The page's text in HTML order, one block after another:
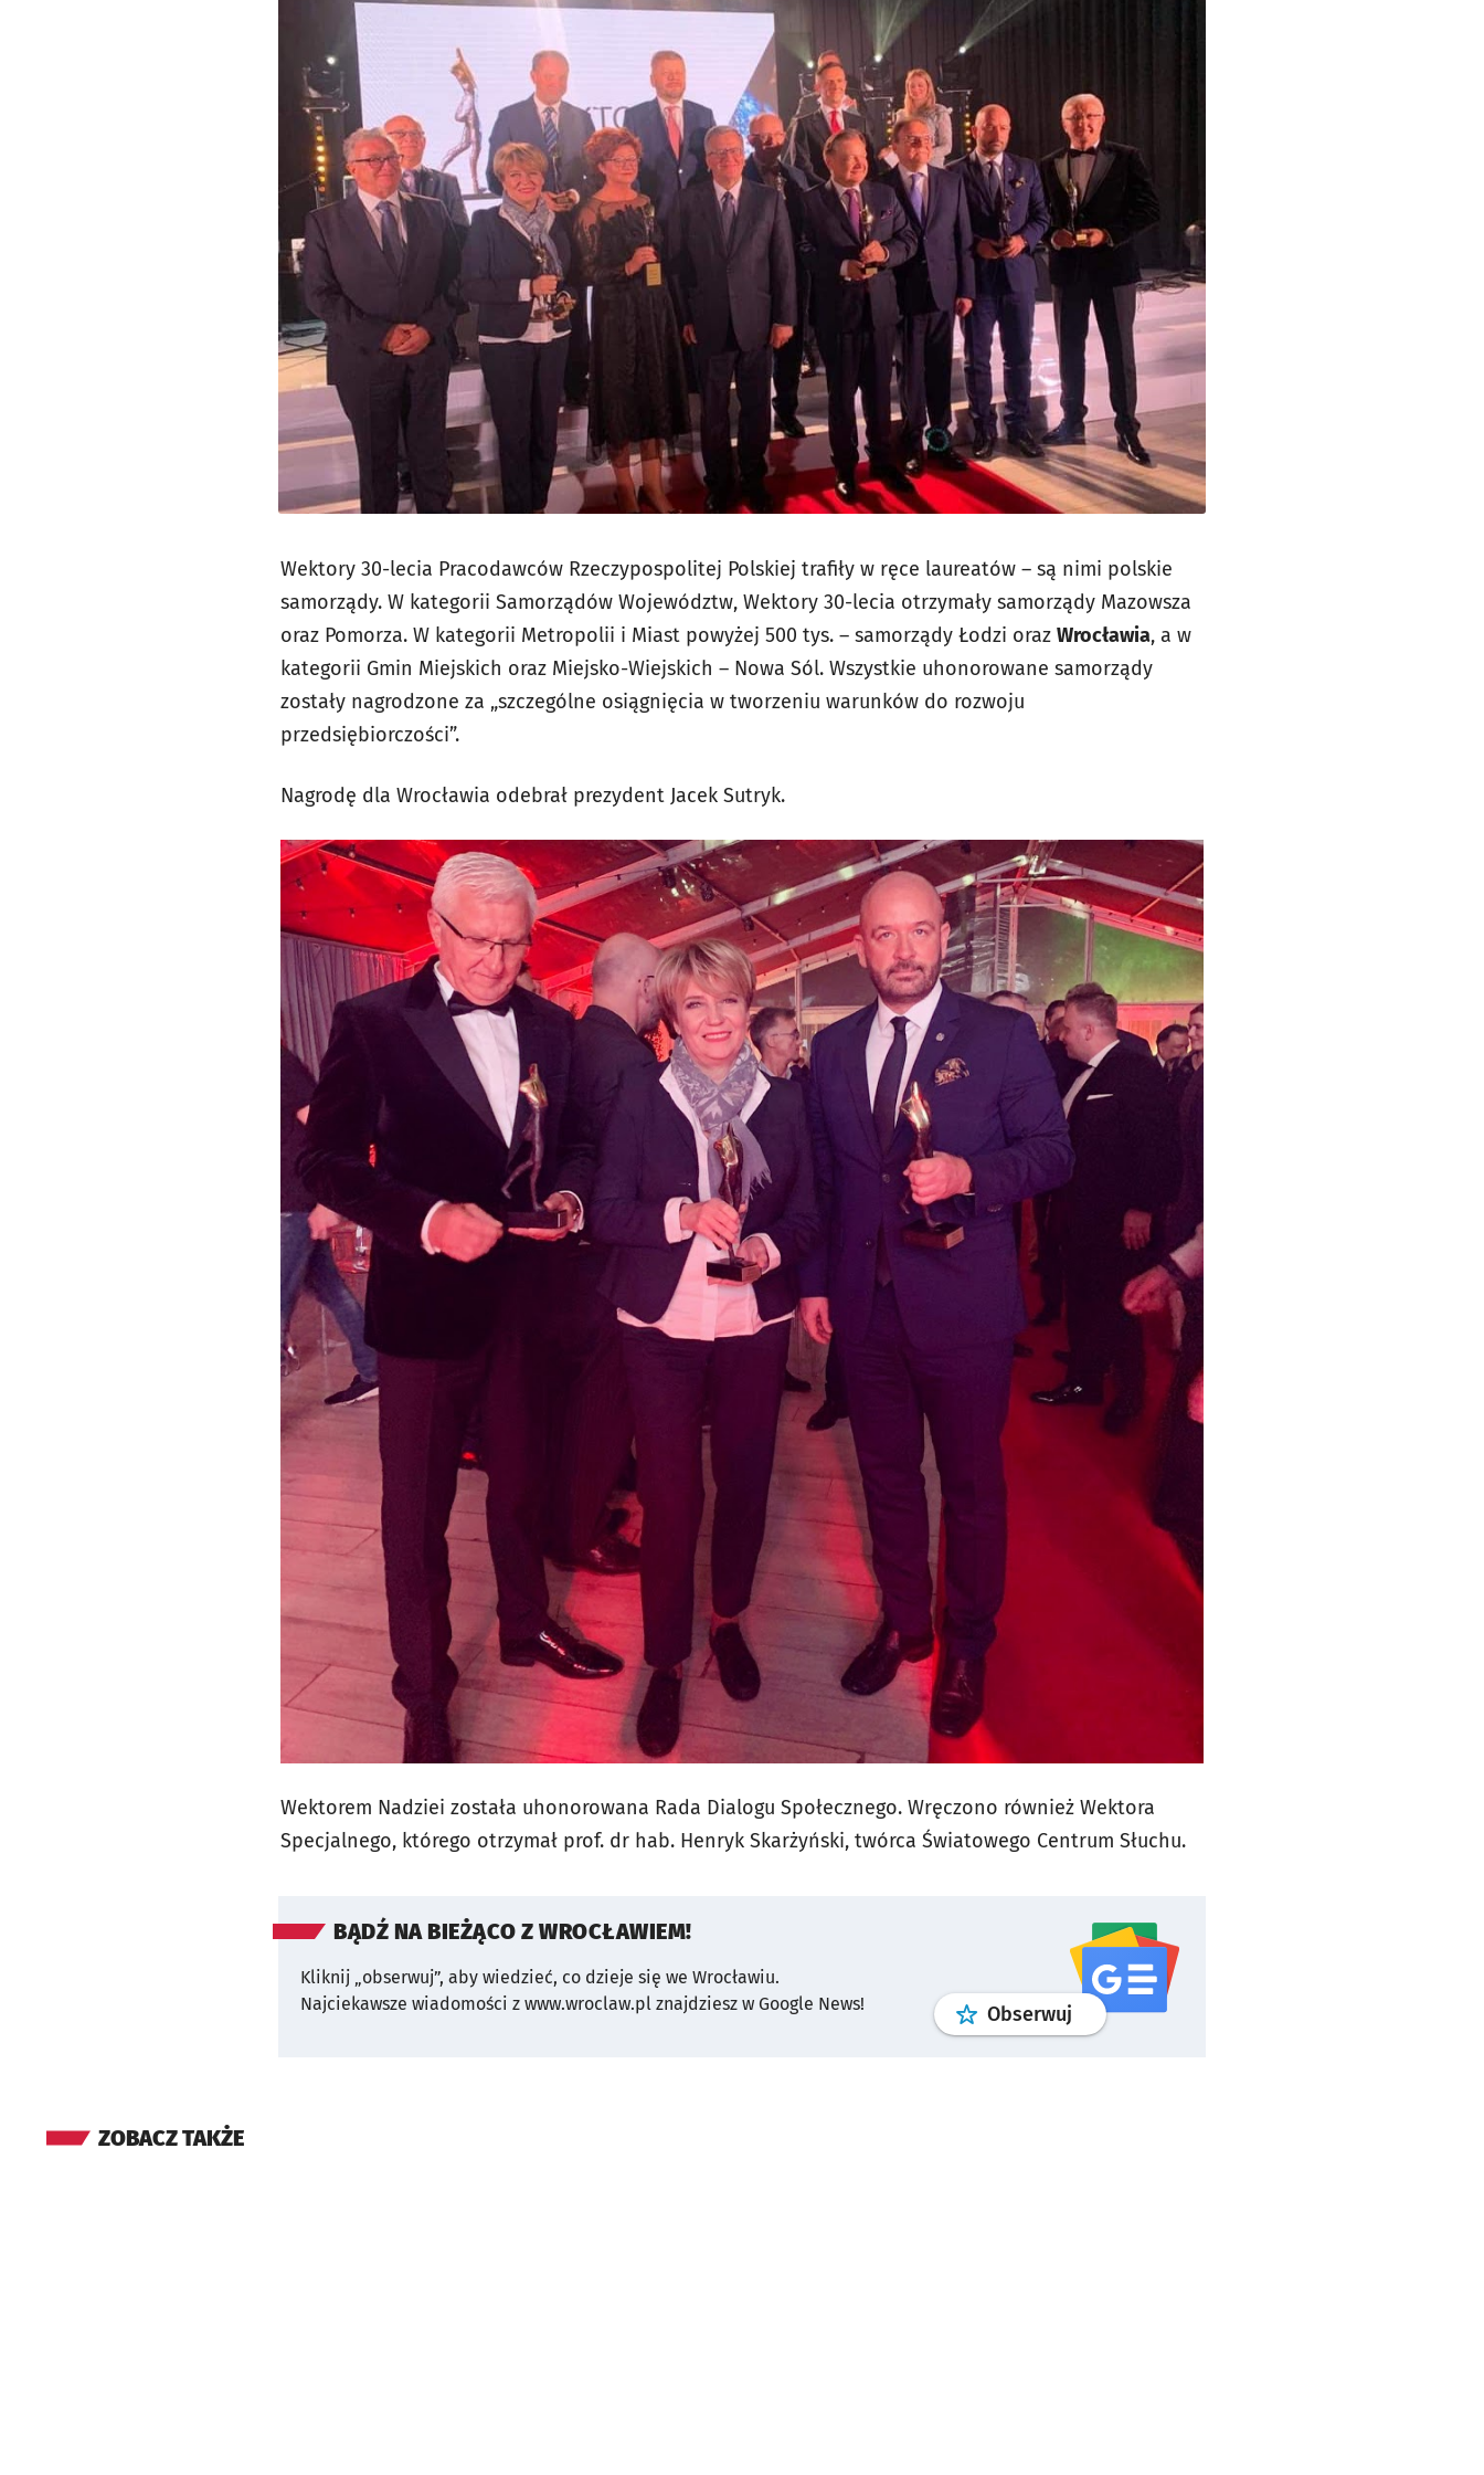
Wektory 30-lecia Pracodawców Rzeczypospolitej Polskiej trafiły w ręce laureatów – są nimi polskie
samorządy. W kategorii Samorządów Województw, Wektory 30-lecia otrzymały samorządy Mazowsza
oraz Pomorza. W kategorii Metropolii i Miast powyżej 500 tys. – samorządy Łodzi oraz Wrocławia, a w
kategorii Gmin Miejskich oraz Miejsko-Wiejskich – Nowa Sól. Wszystkie uhonorowane samorządy
zostały nagrodzone za „szczególne osiągnięcia w tworzeniu warunków do rozwoju
przedsiębiorczości”.
Nagrodę dla Wrocławia odebrał prezydent Jacek Sutryk.
Wektorem Nadziei została uhonorowana Rada Dialogu Społecznego. Wręczono również Wektora
Specjalnego, którego otrzymał prof. dr hab. Henryk Skarżyński, twórca Światowego Centrum Słuchu.
BĄDŹ NA BIEŻĄCO Z WROCŁAWIEM!
Kliknij „obserwuj”, aby wiedzieć, co dzieje się we Wrocławiu.
Najciekawsze wiadomości z www.wroclaw.pl znajdziesz w Google News!
Obserwuj profilgoogle news
ZOBACZ TAKŻE